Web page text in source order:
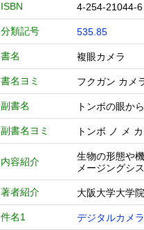
ISBN 4-254-21044-6
分類記号 535.85
書名 複眼カメラ
書名ヨミ フクガン カメ
副書名 トンボの眼か
副書名ヨミ トンボ ノ メ
内容紹介
生物の形態や
メージングシ
著者紹介 大阪大学大学
件名1 デジタルカメラ